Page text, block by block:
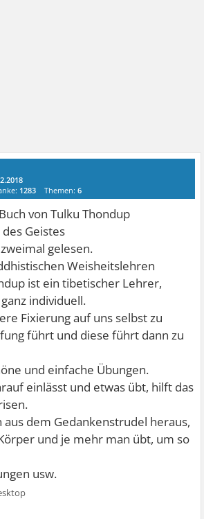
1283 Themen:6
von Tulku Thondup
Geistes
gelesen.
Weisheitslehren
ist ein tibetischer Lehrer,
individuell.
Fixierung auf uns selbst zu
führt und diese führt dann zu
und einfache Übungen.
einlässt und etwas übt, hilft das
dem Gedankenstrudel heraus,
und je mehr man übt, um so
usw.